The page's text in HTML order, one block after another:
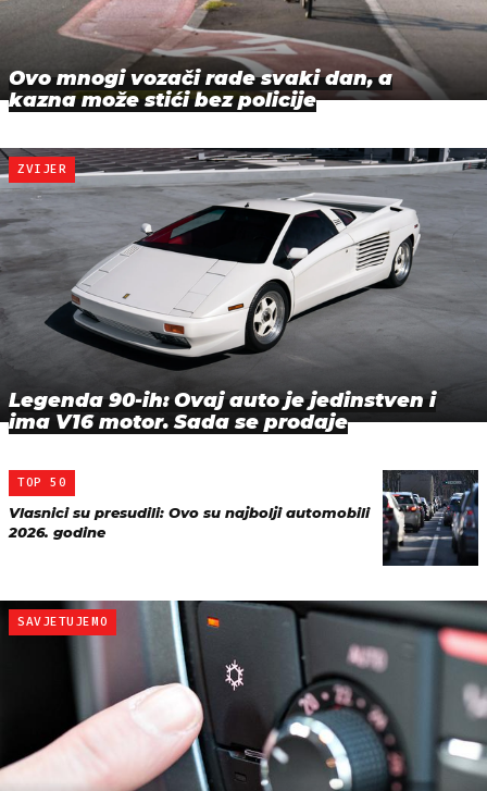
Ovo mnogi vozači rade svaki dan, a
kazna može stići bez policije
ZVIJER
Legenda 90-ih: Ovaj auto je jedinstven i
ima V16 motor. Sada se prodaje
TOP 50
Vlasnici su presudili: Ovo su najbolji automobili
2026. godine
SAVJETUJEMO